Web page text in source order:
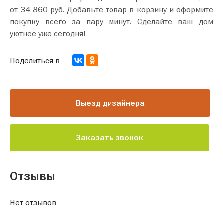
от 34 860 руб. Добавьте товар в корзину и оформите
покупку всего за пару минут. Сделайте ваш дом
уютнее уже сегодня!
Выезд дизайнера
Заказать звонок
Поделиться в
Отзывы
Нет отзывов